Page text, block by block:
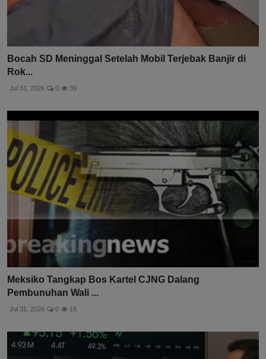
Bocah SD Meninggal Setelah Mobil Terjebak Banjir di
Rok...
Jul 31, 2026 0 39
Meksiko Tangkap Bos Kartel CJNG Dalang
Pembunuhan Wali ...
Jul 31, 2026 0 16